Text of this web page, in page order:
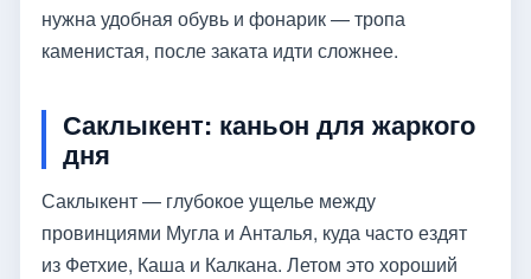
нужна удобная обувь и фонарик — тропа
каменистая, после заката идти сложнее.
Саклыкент: каньон для жаркого
дня
Саклыкент — глубокое ущелье между
провинциями Мугла и Анталья, куда часто ездят
из Фетхие, Каша и Калкана. Летом это хороший